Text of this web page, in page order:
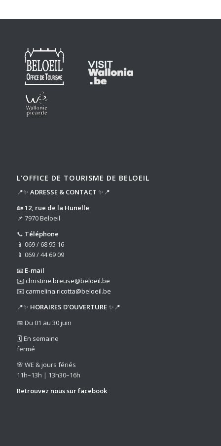
L’OFFICE DE TOURISME DE BELOEIL
📍✨ ADRESSE & CONTACT ✨📍
🏡12, rue de la Hunelle
📌 7970 Beloeil
📞 Téléphone
📱 069 / 68 95 16
📱 069 / 44 69 09
📧 E-mail
✉️ christine.breuse@beloeil.be
✉️ carmelina.ricotta@beloeil.be
📍✨ HORAIRES D’OUVERTURE✨📍
📅 Du 01 au 30 juin
🗓️ En semaine
fermé
🌸 WE & jours fériés
11h–13h | 13h30–16h
Retrouvez nous surfacebook